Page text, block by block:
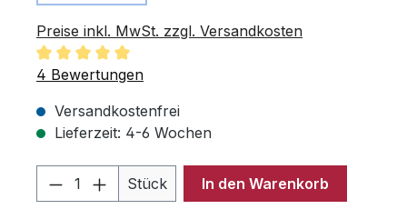
Preise inkl. MwSt. zzgl. Versandkosten
Durchschnittliche Bewertung von 5 von 5 Sternen
4 Bewertungen
Versandkostenfrei
Lieferzeit: 4-6 Wochen
Produkt Anzahl: Gib den
Stück In den Warenkorb